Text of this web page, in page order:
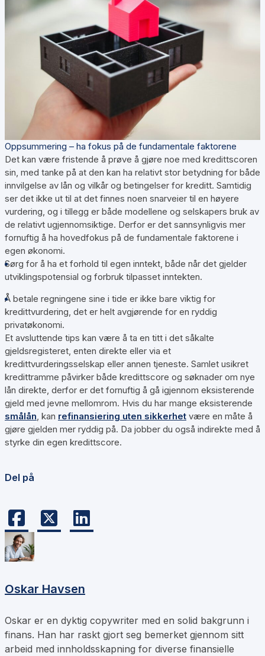
Oppsummering – ha fokus på de fundamentale faktorene
Det kan være fristende å prøve å gjøre noe med kredittscoren
sin, med tanke på at den kan ha relativt stor betydning for både
innvilgelse av lån og vilkår og betingelser for kreditt. Samtidig
ser det ikke ut til at det finnes noen snarveier til en høyere
vurdering, og i tillegg er både modellene og selskapers bruk av
de relativt ugjennomsiktige. Derfor er det sannsynligvis mer
fornuftig å ha hovedfokus på de fundamentale faktorene i
egen økonomi.
Sørg for å ha et forhold til egen inntekt, både når det gjelder
utviklingspotensial og forbruk tilpasset inntekten.
Å betale regningene sine i tide er ikke bare viktig for
kredittvurdering, det er helt avgjørende for en ryddig
privatøkonomi.
Et avsluttende tips kan være å ta en titt i det såkalte
gjeldsregisteret, enten direkte eller via et
kredittvurderingsselskap eller annen tjeneste. Samlet usikret
kredittramme påvirker både kredittscore og søknader om nye
lån direkte, derfor er det fornuftig å gå igjennom eksisterende
gjeld med jevne mellomrom. Hvis du har mange eksisterende
smålån, kan refinansiering uten sikkerhet være en måte å
gjøre gjelden mer ryddig på. Da jobber du også indirekte med å
styrke din egen kredittscore.
Del på
Oskar Havsen
Oskar er en dyktig copywriter med en solid bakgrunn i
finans. Han har raskt gjort seg bemerket gjennom sitt
arbeid med innholdsskapning for diverse finansielle